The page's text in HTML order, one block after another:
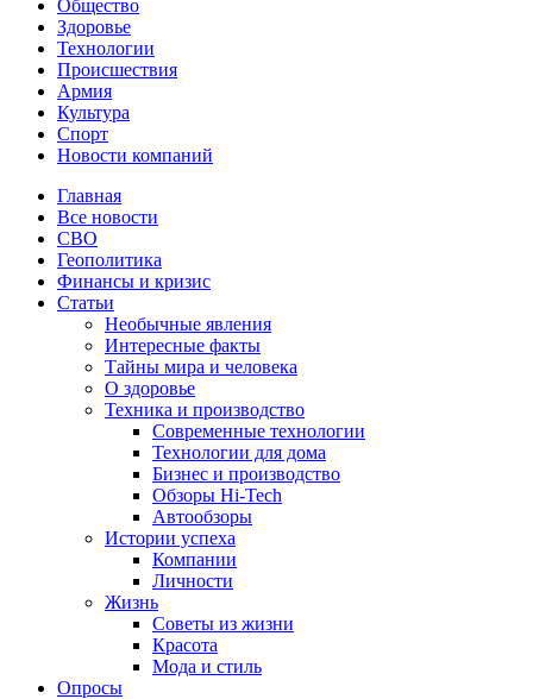
Общество
Здоровье
Технологии
Происшествия
Армия
Культура
Спорт
Новости компаний
Главная
Все новости
СВО
Геополитика
Финансы и кризис
Статьи
Необычные явления
Интересные факты
Тайны мира и человека
О здоровье
Техника и производство
Современные технологии
Технологии для дома
Бизнес и производство
Обзоры Hi-Tech
Автообзоры
Истории успеха
Компании
Личности
Жизнь
Советы из жизни
Красота
Мода и стиль
Опросы